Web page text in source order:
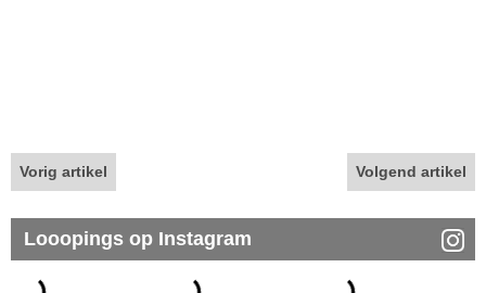
Vorig artikel Volgend artikel
Looopings op Instagram